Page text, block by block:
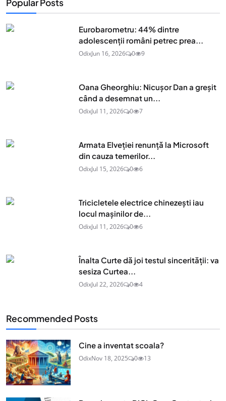
Popular Posts
Eurobarometru: 44% dintre
adolescenţii români petrec prea...
OdixJun 16, 2026 0 9
Oana Gheorghiu: Nicușor Dan a greșit
când a desemnat un...
OdixJul 11, 2026 0 7
Armata Elveției renunță la Microsoft
din cauza temerilor...
OdixJul 15, 2026 0 6
Tricicletele electrice chinezești iau
locul mașinilor de...
OdixJul 11, 2026 0 6
Înalta Curte dă joi testul sincerității: va
sesiza Curtea...
OdixJul 22, 2026 0 4
Recommended Posts
Cine a inventat scoala?
OdixNov 18, 2025 0 13